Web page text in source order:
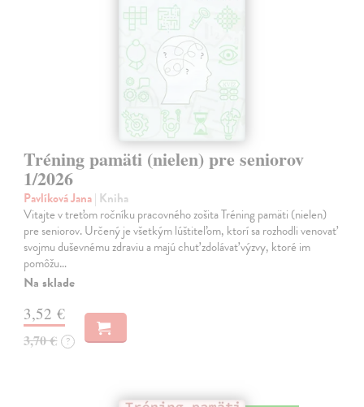
Tréning pamäti (nielen) pre seniorov
1/2026
Pavlíková Jana| Kniha
Vitajte v treťom ročníku pracovného zošita Tréning pamäti (nielen)
pre seniorov. Určený je všetkým lúštiteľom, ktorí sa rozhodli venovať
svojmu duševnému zdraviu a majú chuť zdolávať výzvy, ktoré im
pomôžu…
Na sklade
3,52 €
3,70 € ?